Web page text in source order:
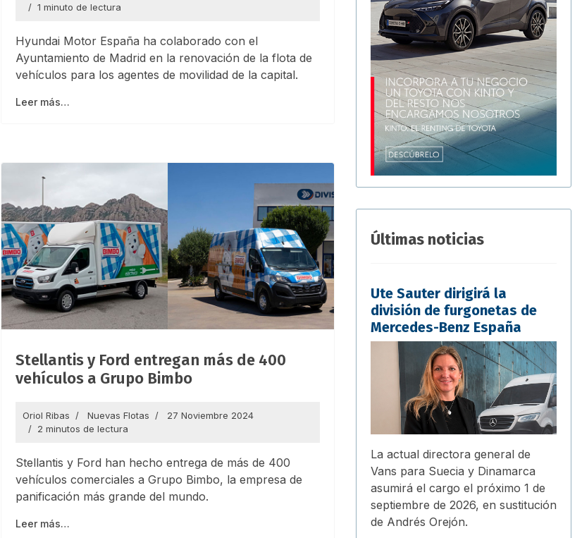
1 minuto de lectura
Hyundai Motor España ha colaborado con el
Ayuntamiento de Madrid en la renovación de la flota de
vehículos para los agentes de movilidad de la capital.
Leer más…
Stellantis y Ford entregan más de 400
vehículos a Grupo Bimbo
Oriol Ribas Nuevas Flotas
27 Noviembre 2024
2 minutos de lectura
Stellantis y Ford han hecho entrega de más de 400
vehículos comerciales a Grupo Bimbo, la empresa de
panificación más grande del mundo.
Leer más…
Últimas noticias
Ute Sauter dirigirá la
división de furgonetas de
Mercedes-Benz España
La actual directora general de
Vans para Suecia y Dinamarca
asumirá el cargo el próximo 1 de
septiembre de 2026, en sustitución
de Andrés Orejón.